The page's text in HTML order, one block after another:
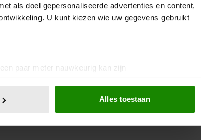
als doel gepersonaliseerde advertenties en content,
U kunt kiezen wie uw gegevens gebruikt
paar meter nauwkeurig kan zijn
eigenschappen (fingerprinting)
functies voor social media te bieden en om ons
Alles toestaan